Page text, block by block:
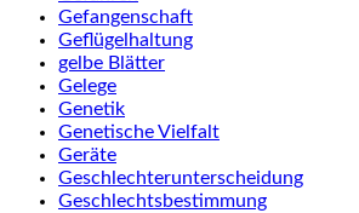
Gefangenschaft
Geflügelhaltung
gelbe Blätter
Gelege
Genetik
Genetische Vielfalt
Geräte
Geschlechterunterscheidung
Geschlechtsbestimmung